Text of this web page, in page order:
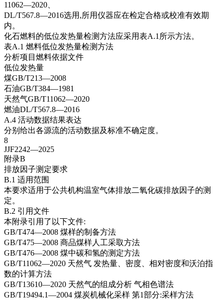
11062—2020、
DL/T567.8—2016选用,所用仪器应在检定合格或校准有效期
内。
化石燃料的低位发热量检测方法应采用表A.1所示方法。
表A.1 燃料低位发热量检测方法
分析项目燃料依据文件
低位发热量
煤GB/T213—2008
石油GB/T384—1981
天然气GB/T11062—2020
燃油DL/T567.8—2016
A.4 活动数据结果表达
分别给出各源流的活动数据及标准不确定度。
8
JJF2242—2025
附录B
排放因子测定要求
B.1 适用范围
本要求适用于公共机构温室气体排放二氧化碳排放因子的测
定。
B.2 引用文件
本附录引用了以下文件:
GB/T474—2008 煤样的制备方法
GB/T475—2008 商品煤样人工采取方法
GB/T476—2008 煤中碳和氢的测定方法
GB/T11062—2020 天然气 发热量、密度、相对密度和沃泊指
数的计算方法
GB/T13610—2020 天然气的组成分析 气相色谱法
GB/T19494.1—2004 煤炭机械化采样 第1部分:采样方法